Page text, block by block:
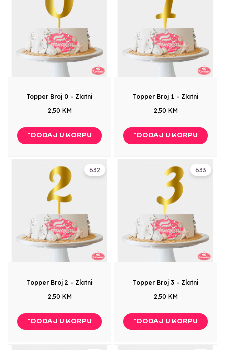
Topper Broj 0 - Zlatni
2,50 KM
DODAJ U KORPU
Topper Broj 1 - Zlatni
2,50 KM
DODAJ U KORPU
632
Topper Broj 2 - Zlatni
2,50 KM
DODAJ U KORPU
633
Topper Broj 3 - Zlatni
2,50 KM
DODAJ U KORPU